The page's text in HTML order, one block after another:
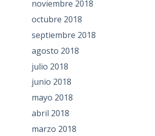
noviembre 2018
octubre 2018
septiembre 2018
agosto 2018
julio 2018
junio 2018
mayo 2018
abril 2018
marzo 2018